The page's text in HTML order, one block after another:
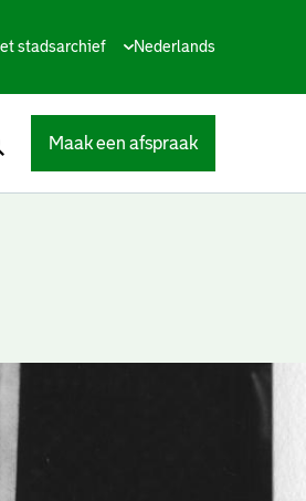
stadsarchief
Huidige
Nederlands
Maak een afspraak